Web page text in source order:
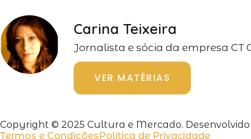
Carina Teixeira
Jornalista e sócia da empresa CT
VER MATÉRIAS
Copyright © 2025 Cultura e Mercado. Desenvolvido
Termos e CondiçõesPolítica de Privacidade